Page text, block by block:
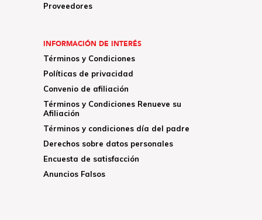
Proveedores
INFORMACIÓN DE INTERÉS
Términos y Condiciones
Políticas de privacidad
Convenio de afiliación
Términos y Condiciones Renueve su
Afiliación
Términos y condiciones día del padre
Derechos sobre datos personales
Encuesta de satisfacción
Anuncios Falsos